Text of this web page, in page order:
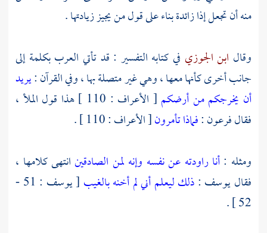
منه أن تجعل إذا زائدة بناء على قول من يجيز زيادتها .
وقال ابن الجوزي في كتابه التفسير : قد تأتي العرب بكلمة إلى
جانب أخرى كأنها معها ، وهي غير متصلة بها ، وفي القرآن :يريد
أن يخرجكم من أرضكم
[ الأعراف : 110 ] هذا قول الملأ ،
فقال فرعون :فماذا تأمرون[ الأعراف : 110 ] .
ومثله :أنا راودته عن نفسه وإنه لمن الصادقينانتهى كلامها ،
فقاليوسف :ذلك ليعلم أني لم أخنه بالغيب
[ يوسف : 51 -
52 ] .